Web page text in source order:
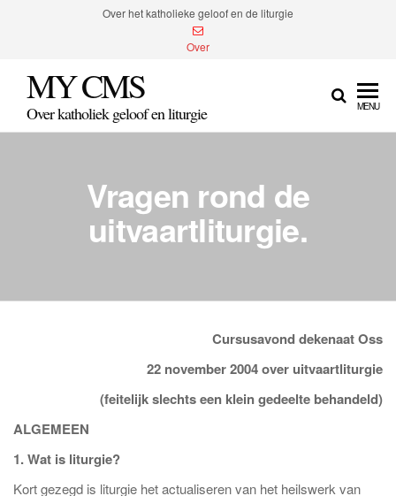
inhoud
Over het katholieke geloof en de liturgie
Over
MY CMS
Over katholiek geloof en liturgie MENU
Vragen rond de
uitvaartliturgie.
Cursusavond dekenaat Oss
22 november 2004 over uitvaartliturgie
(feitelijk slechts een klein gedeelte behandeld)
ALGEMEEN
1. Wat is liturgie?
Kort gezegd is liturgie het actualiseren van het heilswerk van